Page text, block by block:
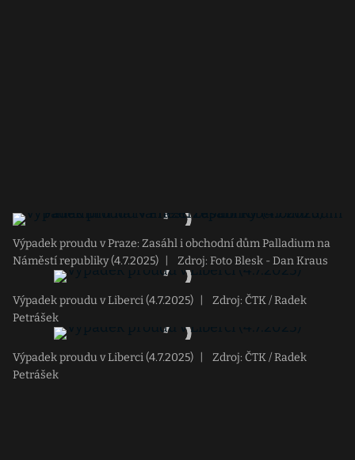
Výpadek proudu v Praze: Zasáhl i obchodní dům Palladium na
Náměstí republiky (4.7.2025)
Zdroj: Foto Blesk - Dan Kraus
Výpadek proudu v Liberci (4.7.2025)
Zdroj: ČTK / Radek
Petrášek
Výpadek proudu v Liberci (4.7.2025)
Zdroj: ČTK / Radek
Petrášek